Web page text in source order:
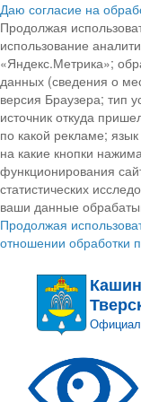
Даю согласие на
Продолжая
использование
«Яндекс.Метрика»;
данных (сведения о
версия Браузера; тип
источник откуда
по какой рекламе;
на какие кнопки
функционирования
статистических
ваши данные
Продолжая
отношении обработки